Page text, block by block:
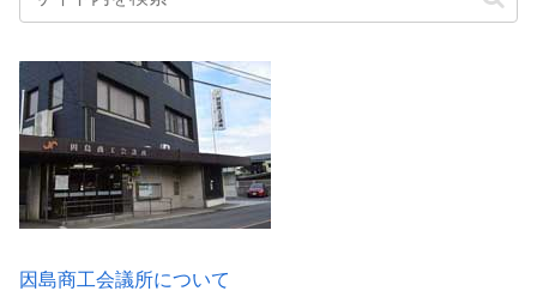
因島商工会議所について